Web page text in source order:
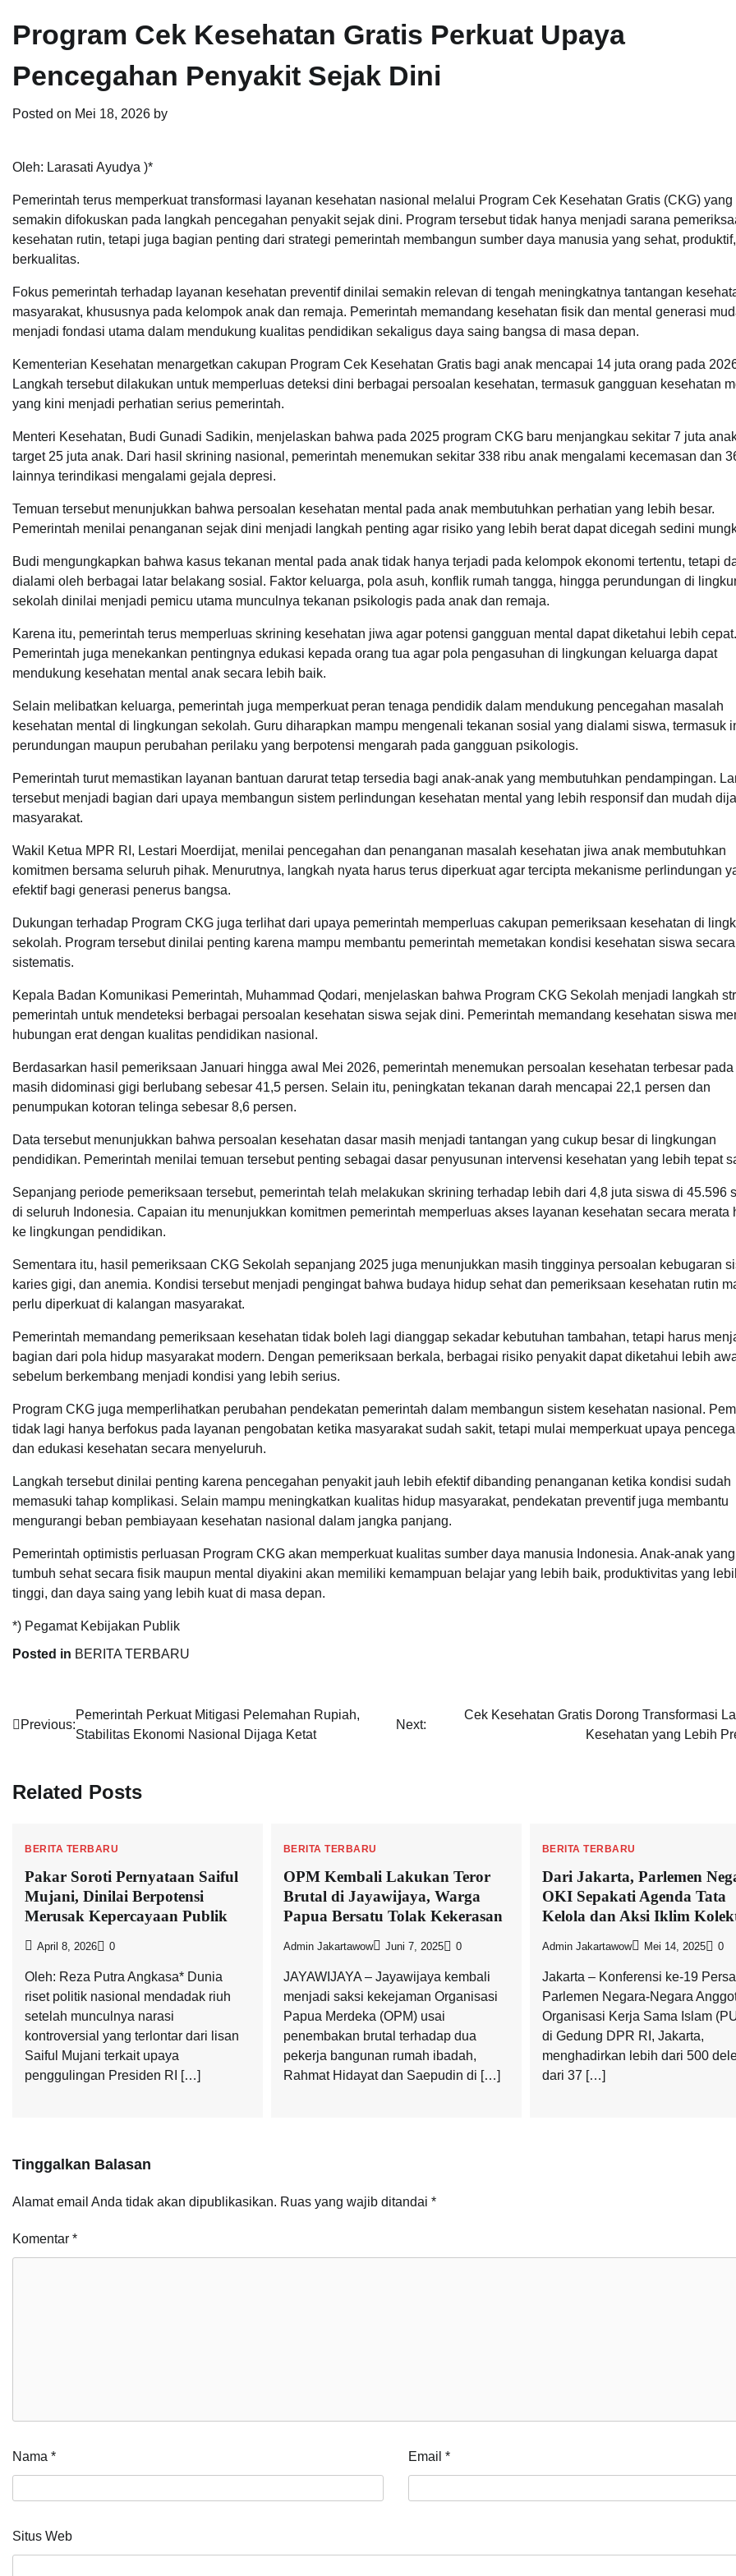
Program Cek Kesehatan Gratis Perkuat Upaya
Pencegahan Penyakit Sejak Dini
Posted on Mei 18, 2026 by
Oleh: Larasati Ayudya )*
Pemerintah terus memperkuat transformasi layanan kesehatan nasional melalui Program Cek Kesehatan Gratis (CKG) yang
semakin difokuskan pada langkah pencegahan penyakit sejak dini. Program tersebut tidak hanya menjadi sarana
kesehatan rutin, tetapi juga bagian penting dari strategi pemerintah membangun sumber daya manusia yang sehat,
berkualitas.
Fokus pemerintah terhadap layanan kesehatan preventif dinilai semakin relevan di tengah meningkatnya tantangan
masyarakat, khususnya pada kelompok anak dan remaja. Pemerintah memandang kesehatan fisik dan mental generasi
menjadi fondasi utama dalam mendukung kualitas pendidikan sekaligus daya saing bangsa di masa depan.
Kementerian Kesehatan menargetkan cakupan Program Cek Kesehatan Gratis bagi anak mencapai 14 juta orang pada
Langkah tersebut dilakukan untuk memperluas deteksi dini berbagai persoalan kesehatan, termasuk gangguan kesehatan
yang kini menjadi perhatian serius pemerintah.
Menteri Kesehatan, Budi Gunadi Sadikin, menjelaskan bahwa pada 2025 program CKG baru menjangkau sekitar 7 juta
target 25 juta anak. Dari hasil skrining nasional, pemerintah menemukan sekitar 338 ribu anak mengalami kecemasan dan
lainnya terindikasi mengalami gejala depresi.
Temuan tersebut menunjukkan bahwa persoalan kesehatan mental pada anak membutuhkan perhatian yang lebih besar.
Pemerintah menilai penanganan sejak dini menjadi langkah penting agar risiko yang lebih berat dapat dicegah sedini
Budi mengungkapkan bahwa kasus tekanan mental pada anak tidak hanya terjadi pada kelompok ekonomi tertentu, tetapi
dialami oleh berbagai latar belakang sosial. Faktor keluarga, pola asuh, konflik rumah tangga, hingga perundungan di
sekolah dinilai menjadi pemicu utama munculnya tekanan psikologis pada anak dan remaja.
Karena itu, pemerintah terus memperluas skrining kesehatan jiwa agar potensi gangguan mental dapat diketahui lebih cepat.
Pemerintah juga menekankan pentingnya edukasi kepada orang tua agar pola pengasuhan di lingkungan keluarga dapat
mendukung kesehatan mental anak secara lebih baik.
Selain melibatkan keluarga, pemerintah juga memperkuat peran tenaga pendidik dalam mendukung pencegahan masalah
kesehatan mental di lingkungan sekolah. Guru diharapkan mampu mengenali tekanan sosial yang dialami siswa, termasuk
perundungan maupun perubahan perilaku yang berpotensi mengarah pada gangguan psikologis.
Pemerintah turut memastikan layanan bantuan darurat tetap tersedia bagi anak-anak yang membutuhkan pendampingan.
tersebut menjadi bagian dari upaya membangun sistem perlindungan kesehatan mental yang lebih responsif dan mudah
masyarakat.
Wakil Ketua MPR RI, Lestari Moerdijat, menilai pencegahan dan penanganan masalah kesehatan jiwa anak membutuhkan
komitmen bersama seluruh pihak. Menurutnya, langkah nyata harus terus diperkuat agar tercipta mekanisme perlindungan
efektif bagi generasi penerus bangsa.
Dukungan terhadap Program CKG juga terlihat dari upaya pemerintah memperluas cakupan pemeriksaan kesehatan di
sekolah. Program tersebut dinilai penting karena mampu membantu pemerintah memetakan kondisi kesehatan siswa
sistematis.
Kepala Badan Komunikasi Pemerintah, Muhammad Qodari, menjelaskan bahwa Program CKG Sekolah menjadi langkah
pemerintah untuk mendeteksi berbagai persoalan kesehatan siswa sejak dini. Pemerintah memandang kesehatan siswa
hubungan erat dengan kualitas pendidikan nasional.
Berdasarkan hasil pemeriksaan Januari hingga awal Mei 2026, pemerintah menemukan persoalan kesehatan terbesar
masih didominasi gigi berlubang sebesar 41,5 persen. Selain itu, peningkatan tekanan darah mencapai 22,1 persen dan
penumpukan kotoran telinga sebesar 8,6 persen.
Data tersebut menunjukkan bahwa persoalan kesehatan dasar masih menjadi tantangan yang cukup besar di lingkungan
pendidikan. Pemerintah menilai temuan tersebut penting sebagai dasar penyusunan intervensi kesehatan yang lebih tepat
Sepanjang periode pemeriksaan tersebut, pemerintah telah melakukan skrining terhadap lebih dari 4,8 juta siswa di 45.596
di seluruh Indonesia. Capaian itu menunjukkan komitmen pemerintah memperluas akses layanan kesehatan secara merata
ke lingkungan pendidikan.
Sementara itu, hasil pemeriksaan CKG Sekolah sepanjang 2025 juga menunjukkan masih tingginya persoalan kebugaran
karies gigi, dan anemia. Kondisi tersebut menjadi pengingat bahwa budaya hidup sehat dan pemeriksaan kesehatan rutin
perlu diperkuat di kalangan masyarakat.
Pemerintah memandang pemeriksaan kesehatan tidak boleh lagi dianggap sekadar kebutuhan tambahan, tetapi harus
bagian dari pola hidup masyarakat modern. Dengan pemeriksaan berkala, berbagai risiko penyakit dapat diketahui lebih
sebelum berkembang menjadi kondisi yang lebih serius.
Program CKG juga memperlihatkan perubahan pendekatan pemerintah dalam membangun sistem kesehatan nasional.
tidak lagi hanya berfokus pada layanan pengobatan ketika masyarakat sudah sakit, tetapi mulai memperkuat upaya
dan edukasi kesehatan secara menyeluruh.
Langkah tersebut dinilai penting karena pencegahan penyakit jauh lebih efektif dibanding penanganan ketika kondisi sudah
memasuki tahap komplikasi. Selain mampu meningkatkan kualitas hidup masyarakat, pendekatan preventif juga membantu
mengurangi beban pembiayaan kesehatan nasional dalam jangka panjang.
Pemerintah optimistis perluasan Program CKG akan memperkuat kualitas sumber daya manusia Indonesia. Anak-anak yang
tumbuh sehat secara fisik maupun mental diyakini akan memiliki kemampuan belajar yang lebih baik, produktivitas yang
tinggi, dan daya saing yang lebih kuat di masa depan.
*) Pegamat Kebijakan Publik
Posted in BERITA TERBARU
Navigasi
Previous:
Pemerintah Perkuat Mitigasi Pelemahan Rupiah,
Stabilitas Ekonomi Nasional Dijaga Ketat
Next:
Cek Kesehatan Gratis Dorong Transformasi
Kesehatan yang Lebih
Related Posts
BERITA TERBARU
Pakar Soroti Pernyataan Saiful
Mujani, Dinilai Berpotensi
Merusak Kepercayaan Publik
April 8, 2026 0
Oleh: Reza Putra Angkasa* Dunia
riset politik nasional mendadak riuh
setelah munculnya narasi
kontroversial yang terlontar dari lisan
Saiful Mujani terkait upaya
penggulingan Presiden RI […]
BERITA TERBARU
OPM Kembali Lakukan Teror
Brutal di Jayawijaya, Warga
Papua Bersatu Tolak Kekerasan
Admin Jakartawow Juni 7, 2025 0
JAYAWIJAYA – Jayawijaya kembali
menjadi saksi kekejaman Organisasi
Papua Merdeka (OPM) usai
penembakan brutal terhadap dua
pekerja bangunan rumah ibadah,
Rahmat Hidayat dan Saepudin di […]
BERITA TERBARU
Dari Jakarta, Parlemen
OKI Sepakati Agenda Tata
Kelola dan Aksi Iklim
Admin Jakartawow Mei 14, 2025 0
Jakarta – Konferensi ke-19
Parlemen Negara-Negara
Organisasi Kerja Sama Islam
di Gedung DPR RI, Jakarta,
menghadirkan lebih dari 500
dari 37 […]
Tinggalkan Balasan
Alamat email Anda tidak akan dipublikasikan. Ruas yang wajib ditandai *
Komentar *
Nama * Email*
Situs Web